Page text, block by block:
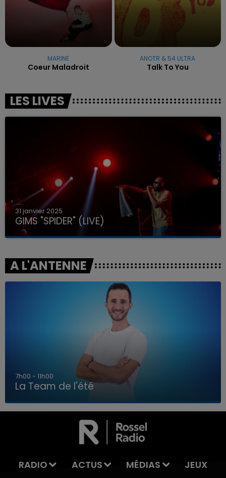
LA TEAM DE L'ÉTÉ
MARINE
Coeur Maladroit
ANOTR & 54 ULTRA
Talk To You
LES LIVES
31 janvier 2025
GIMS "SPIDER" (LIVE)
A L'ANTENNE
7h00 - 11h00
La Team de l'été
RADIO ACTUS MÉDIAS JEUX